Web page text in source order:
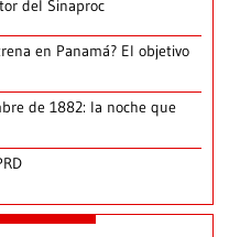
del Sinaproc
en Panamá? El objetivo
de 1882: la noche que